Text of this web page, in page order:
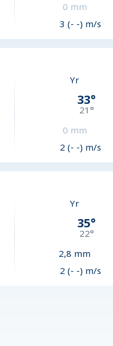
0 mm
3 (- -) m/s
Yr
33°
21 °
0 mm
2 (- -) m/s
Yr
35°
22°
2,8 mm
2 (- -) m/s